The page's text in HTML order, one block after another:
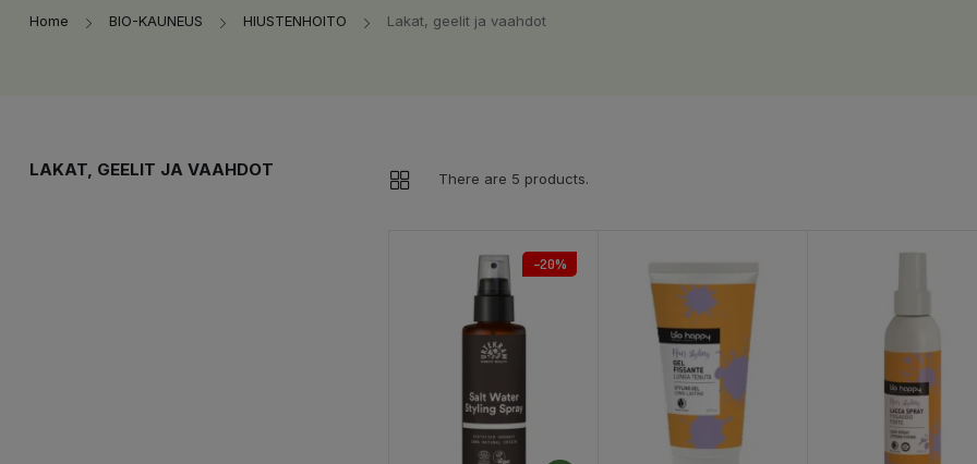
Home BIO-KAUNEUS HIUSTENHOITO Lakat, geelit ja vaahdot
LAKAT, GEELIT JA VAAHDOT There are 5 products.
−20%